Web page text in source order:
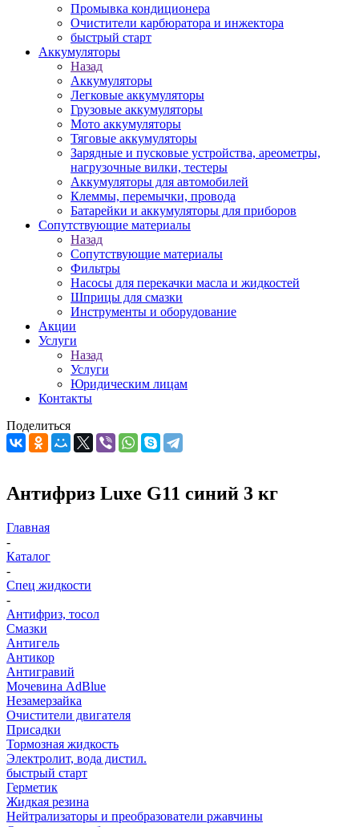
Промывка кондиционера
Очистители карбюратора и инжектора
быстрый старт
Аккумуляторы
Назад
Аккумуляторы
Легковые аккумуляторы
Грузовые аккумуляторы
Мото аккумуляторы
Тяговые аккумуляторы
Зарядные и пусковые устройства, ареометры,
нагрузочные вилки, тестеры
Аккумуляторы для автомобилей
Клеммы, перемычки, провода
Батарейки и аккумуляторы для приборов
Сопутствующие материалы
Назад
Сопутствующие материалы
Фильтры
Насосы для перекачки масла и жидкостей
Шприцы для смазки
Инструменты и оборудование
Акции
Услуги
Назад
Услуги
Юридическим лицам
Контакты
Поделиться
Антифриз Luxe G11 синий 3 кг
Главная
-
Каталог
-
Спец жидкости
-
Антифриз, тосол
Смазки
Антигель
Антикор
Антигравий
Мочевина AdBlue
Незамерзайка
Очистители двигателя
Присадки
Тормозная жидкость
Электролит, вода дистил.
быстрый старт
Герметик
Жидкая резина
Нейтрализаторы и преобразователи ржавчины